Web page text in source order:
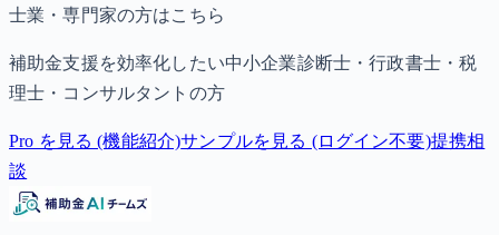
士業・専門家の方はこちら
補助金支援を効率化したい中小企業診断士・行政書士・税
理士・コンサルタントの方
Pro を見る (機能紹介)サンプルを見る (ログイン不要)提携相
談